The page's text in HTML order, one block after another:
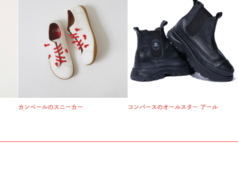
カンペールのスニーカー コンバースのオールスター アール